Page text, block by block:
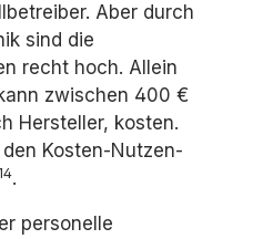
Aber durch
sind die
recht hoch. Allein
zwischen 400 €
Hersteller, kosten.
Kosten-Nutzen-
.
personelle